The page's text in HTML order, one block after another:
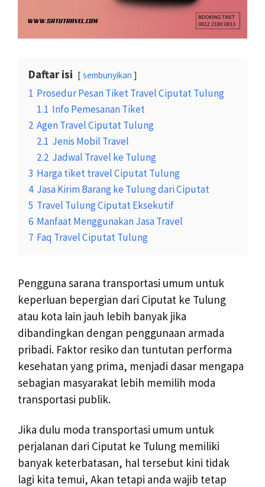
Daftar isi sembunyikan
1 Prosedur Pesan Tiket Travel Ciputat Tulung
1.1 Info Pemesanan Tiket
2 Agen Travel Ciputat Tulung
2.1 Jenis Mobil Travel
2.2 Jadwal Travel ke Tulung
3 Harga tiket travel Ciputat Tulung
4 Jasa Kirim Barang ke Tulung dari Ciputat
5 Travel Tulung Ciputat Eksekutif
6 Manfaat Menggunakan Jasa Travel
7 Faq Travel Ciputat Tulung
Pengguna sarana transportasi umum untuk
keperluan bepergian dari Ciputat ke Tulung
atau kota lain jauh lebih banyak jika
dibandingkan dengan penggunaan armada
pribadi. Faktor resiko dan tuntutan performa
kesehatan yang prima, menjadi dasar mengapa
sebagian masyarakat lebih memilih moda
transportasi publik.
Jika dulu moda transportasi umum untuk
perjalanan dari Ciputat ke Tulung memiliki
banyak keterbatasan, hal tersebut kini tidak
lagi kita temui, Akan tetapi anda wajib tetap